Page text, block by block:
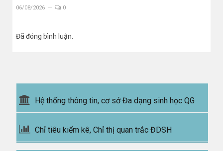
06/08/2026 0
Đã đóng bình luận.
Hệ thống thông tin, cơ sở Đa dạng sinh học QG
Chỉ tiêu kiểm kê, Chỉ thị quan trắc ĐDSH